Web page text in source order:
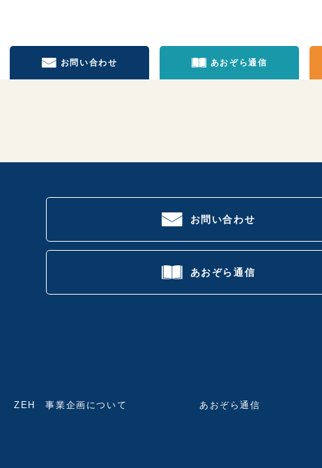
お問い合わせ あおぞら通信
お問い合わせ
あおぞら通信
ZEH 事業企画について あおぞら通信